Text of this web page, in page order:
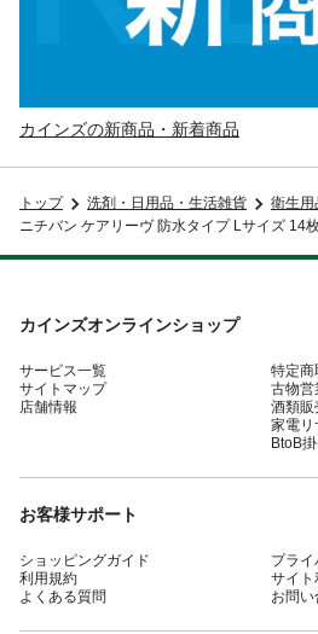
カインズの新商品・新着商品
トップ 洗剤・日用品・生活雑貨 衛生用
ニチバン ケアリーヴ 防水タイプ Lサイズ 14
カインズオンラインショップ
サービス一覧
サイトマップ
店舗情報
特定商
古物営
酒類販
家電リ
BtoB
お客様サポート
ショッピングガイド
利用規約
よくある質問
プラ
サイト
お問